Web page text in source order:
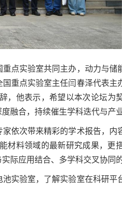
点实验室共同主办，动力与储
重点实验室主任闫春泽代表主
，他表示，希望以本次论坛为
融合，持续催生学科迭代与产业
家依次带来精彩的学术报告，内
材料领域的最新研究成果，更
际应用结合、多学科交叉协同
实验室，了解实验室在科研平